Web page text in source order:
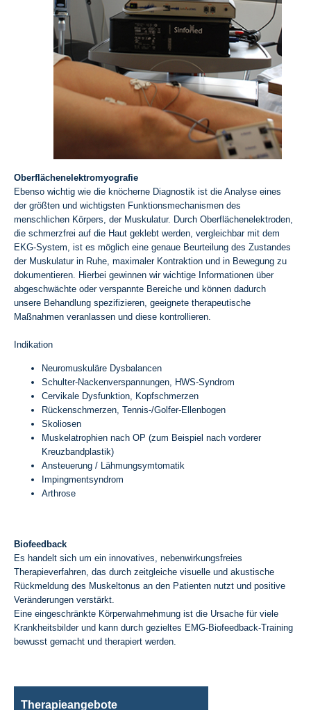
Oberflächenelektromyografie
Ebenso wichtig wie die knöcherne Diagnostik ist die Analyse eines
der größten und wichtigsten Funktionsmechanismen des
menschlichen Körpers, der Muskulatur. Durch Oberflächenelektroden,
die schmerzfrei auf die Haut geklebt werden, vergleichbar mit dem
EKG-System, ist es möglich eine genaue Beurteilung des Zustandes
der Muskulatur in Ruhe, maximaler Kontraktion und in Bewegung zu
dokumentieren. Hierbei gewinnen wir wichtige Informationen über
abgeschwächte oder verspannte Bereiche und können dadurch
unsere Behandlung spezifizieren, geeignete therapeutische
Maßnahmen veranlassen und diese kontrollieren.
Indikation
Neuromuskuläre Dysbalancen
Schulter-Nackenverspannungen, HWS-Syndrom
Cervikale Dysfunktion, Kopfschmerzen
Rückenschmerzen, Tennis-/Golfer-Ellenbogen
Skoliosen
Muskelatrophien nach OP (zum Beispiel nach vorderer
Kreuzbandplastik)
Ansteuerung / Lähmungsymtomatik
Impingmentsyndrom
Arthrose
Biofeedback
Es handelt sich um ein innovatives, nebenwirkungsfreies
Therapieverfahren, das durch zeitgleiche visuelle und akustische
Rückmeldung des Muskeltonus an den Patienten nutzt und positive
Veränderungen verstärkt.
Eine eingeschränkte Körperwahrnehmung ist die Ursache für viele
Krankheitsbilder und kann durch gezieltes EMG-Biofeedback-Training
bewusst gemacht und therapiert werden.
Therapieangebote